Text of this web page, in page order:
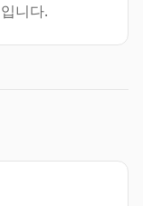
입니다.